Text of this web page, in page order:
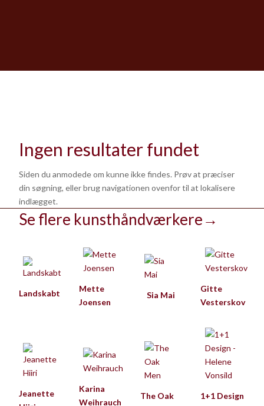
Ingen resultater fundet
Siden du anmodede om kunne ikke findes. Prøv at præciser
din søgning, eller brug navigationen ovenfor til at lokalisere
indlægget.
Se flere kunsthåndværkere→
Landskabt
Mette
Joensen
Sia Mai
Gitte
Vesterskov
Jeanette
Karina
Weihrauch
The Oak
1+1 Design